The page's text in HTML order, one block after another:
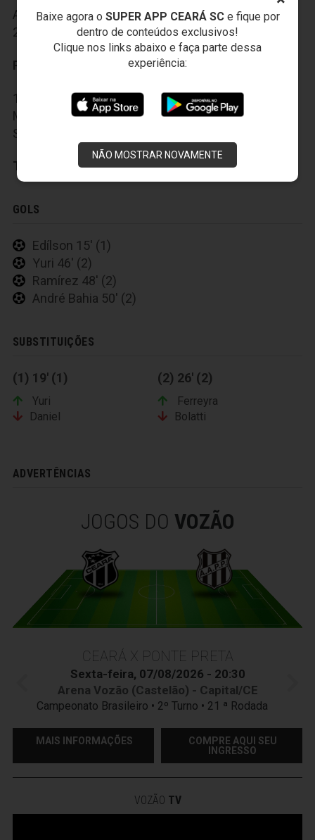
Baixe agora o SUPER APP CEARÁ SCe fique por
dentro de conteúdos exclusivos!
Clique nos links abaixo e faça parte dessa
experiência:
NÃO MOSTRAR NOVAMENTE
André Bahia, 14-Ramirez, 15-Gabriel, 17-Wallyson,
23-Bolatti, 31-Daniel e 33-Edílson.
Reservas:
12-Hélton Leite, 3-Dankler, 9-Ferreyra, 18-Yuri, 25-
Matheus, 26-Júlio César, 32-Sidney e 37-Rodrigo
Souto.
Técnico: Vagner Mancini
GOLS
Edílson 15' (1)
Yuri 46' (2)
Ramírez 48' (2)
André Bahia 50' (2)
SUBSTITUIÇÕES
(1) 19' (1)
Yuri
Daniel
(2) 26' (2)
Ferreyra
Bolatti
ADVERTÊNCIAS
JOGOS DO VOZÃO
CEARÁ X PONTE PRETA
Sexta-feira, 07/08/2026 - 20:30
Arena Vozão (Castelão) - Capital/CE
Campeonato Brasileiro • 2º Turno • 21 ª Rodada
MAIS INFORMAÇÕES
COMPRE AQUI SEU
INGRESSO
VOZÃO TV